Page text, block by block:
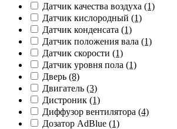
Датчик качества воздуха (1)
Датчик кислородный (1)
Датчик конденсата (1)
Датчик положения вала (1)
Датчик скорости (1)
Датчик уровня пола (1)
Дверь (8)
Двигатель (3)
Дистроник (1)
Диффузор вентилятора (4)
Дозатор AdBlue (1)